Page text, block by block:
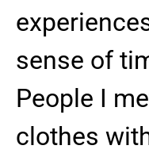
sense of
People I
clothes